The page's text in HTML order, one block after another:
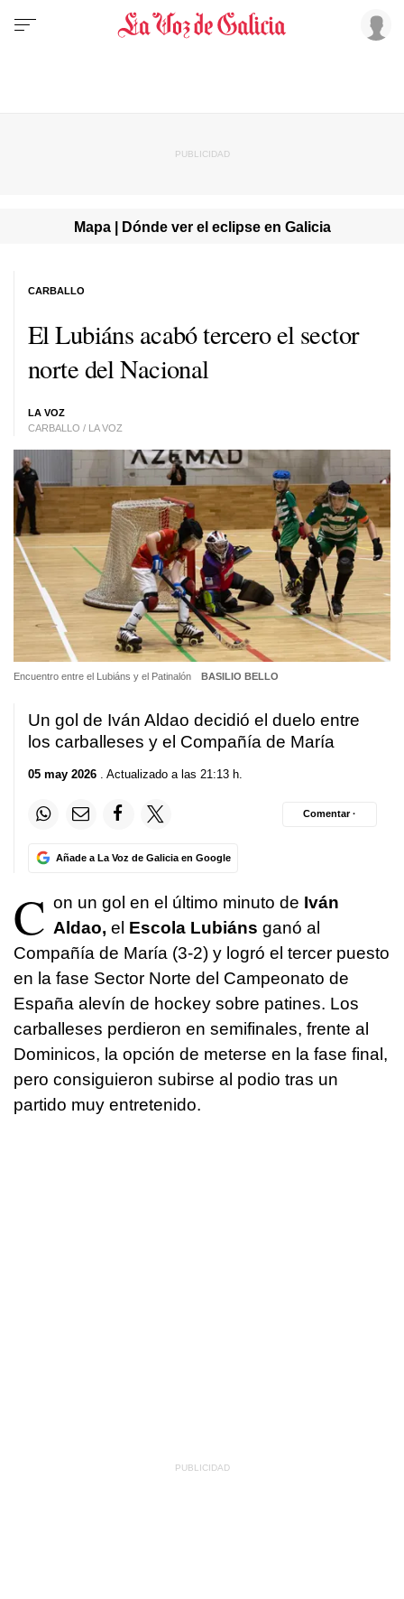
Mapa | Dónde ver el eclipse en Galicia
El Lubiáns acabó tercero el sector
norte del Nacional
LA VOZ
CARBALLO / LA VOZ
CARBALLO
Encuentro entre el Lubiáns y el Patinalón BASILIO BELLO
Un gol de Iván Aldao decidió el duelo entre
los carballeses y el Compañía de María
05 may 2026 . Actualizado a las 21:13 h.
Añade a La Voz de Galicia en Google
Comentar ·
C on un gol en el último minuto de Iván
Aldao, el Escola Lubiáns ganó al
Compañía de María (3-2) y logró el tercer puesto
en la fase Sector Norte del Campeonato de
España alevín de hockey sobre patines. Los
carballeses perdieron en semifinales, frente al
Dominicos, la opción de meterse en la fase final,
pero consiguieron subirse al podio tras un
partido muy entretenido.